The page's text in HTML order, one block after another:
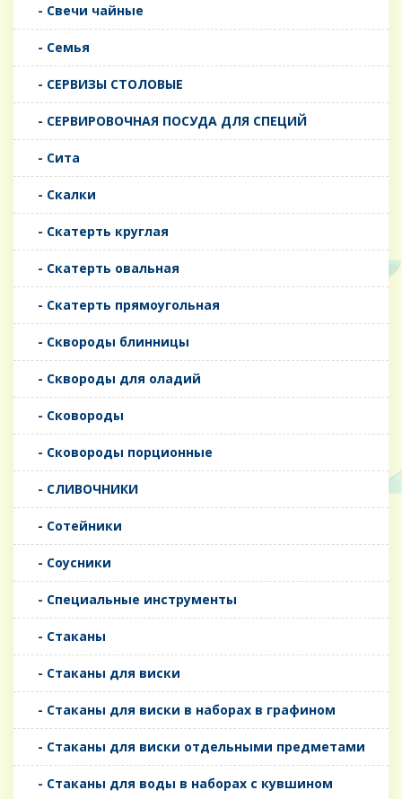
- Свечи чайные
- Семья
- СЕРВИЗЫ СТОЛОВЫЕ
- СЕРВИРОВОЧНАЯ ПОСУДА ДЛЯ СПЕЦИЙ
- Сита
- Скалки
- Скатерть круглая
- Скатерть овальная
- Скатерть прямоугольная
- Сквороды блинницы
- Сквороды для оладий
- Сковороды
- Сковороды порционные
- СЛИВОЧНИКИ
- Сотейники
- Соусники
- Специальные инструменты
- Стаканы
- Стаканы для виски
- Стаканы для виски в наборах в графином
- Стаканы для виски отдельными предметами
- Стаканы для воды в наборах с кувшином